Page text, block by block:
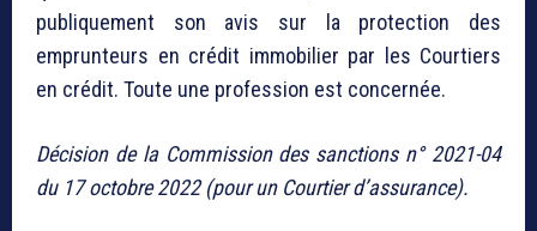
publiquement son avis sur la protection des
emprunteurs en crédit immobilier par les Courtiers
en crédit. Toute une profession est concernée.
Décision de la Commission des sanctions n° 2021-04
du 17 octobre 2022 (pour un Courtier d’assurance).